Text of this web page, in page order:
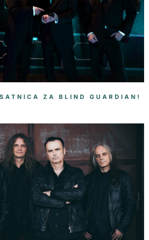
ZA BLIND GUARDIAN!